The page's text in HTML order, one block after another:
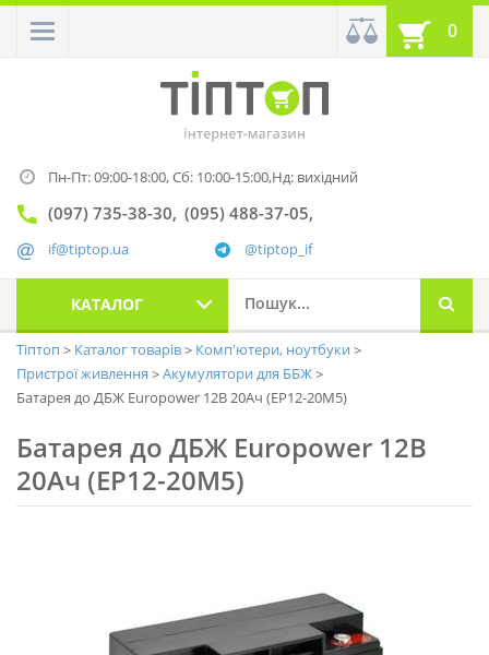
0
Пн-Пт: 09:00-18:00,Сб: 10:00-15:00,Нд: вихідний
(097) 735-38-30 (095) 488-37-05
@tiptop_if
if@tiptop.ua
КАТАЛОГ
Тіптоп Каталог товарів
Комп'ютери, ноутбуки
Пристрої живлення
Акумулятори для ББЖ
Батарея до ДБЖ Europower 12В 20Ач (EP12-20M5)
Батарея до ДБЖ Europower 12В
20Ач (EP12-20M5)